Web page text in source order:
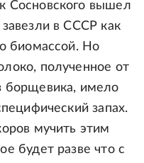
Сосновского вышел
в СССР как
биомассой. Но
полученное от
борщевика, имело
запах.
мучить этим
будет разве что с